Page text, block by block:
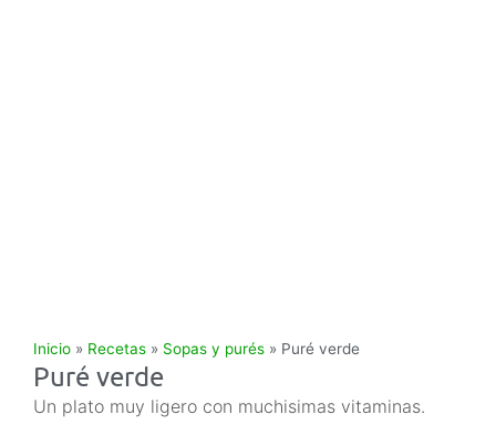
Inicio » Recetas » Sopas y purés » Puré verde
Puré verde
Un plato muy ligero con muchisimas vitaminas.